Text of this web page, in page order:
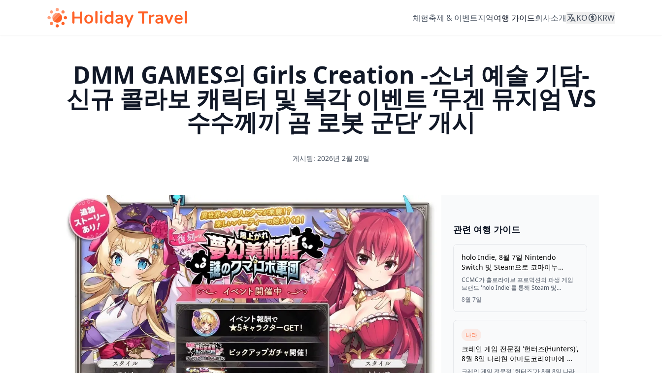
체험축제 & 이벤트지역여행 가이드회사소개 KO KRW
DMM GAMES의 Girls Creation -소녀 예술 기담-
신규 콜라보 캐릭터 및 복각 이벤트 ‘무겐 뮤지엄 VS
수수께끼 곰 로봇 군단’ 개시
게시됨: 2026년 2월 20일
🎆 마츠리 &
축제
티켓 보기
관련 여행 가이드
holo Indie, 8월 7일 Nintendo
Switch 및 Steam으로 코마이누
(Komainu)가 일러스트를 맡은
'Hololive Fantasy Battle' 출시
CCMC가 홀로라이브 프로덕션의 파생 게임
브랜드 'holo Indie'를 통해 Steam 및
Nintendo Switch용 'Hololive Fantasy
Battle'을 출시했습니다. 일러스트레이터 코
호쇼 마린 중 한 명을 선택해 전투를 벌일 수
사가 진행됩니다.
8월 7일
나라
크레인 게임 전문점 '헌터즈(Hunters)',
8월 8일 나라현 야마토코리야마에 첫
매장 오픈
크레인 게임 전문점 '헌터즈'가 8월 8일 나라